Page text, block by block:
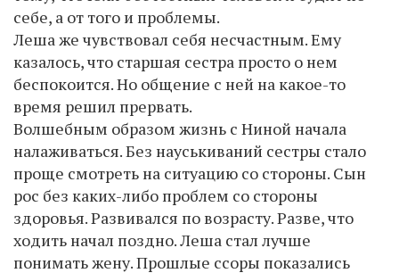
себе, а от того и проблемы.
Леша же чувствовал себя несчастным. Ему
казалось, что старшая сестра просто о нем
беспокоится. Но общение с ней на какое-то
время решил прервать.
Волшебным образом жизнь с Ниной начала
налаживаться. Без науськиваний сестры стало
проще смотреть на ситуацию со стороны. Сын
рос без каких-либо проблем со стороны
здоровья. Развивался по возрасту. Разве, что
ходить начал поздно. Леша стал лучше
понимать жену. Прошлые ссоры показались